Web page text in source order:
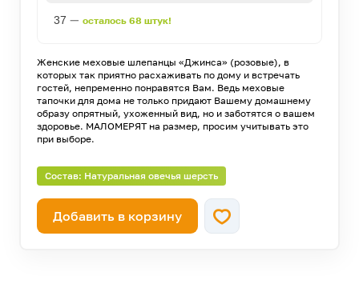
37 — осталось 68 штук!
Женские меховые шлепанцы «Джинса» (розовые), в
которых так приятно расхаживать по дому и встречать
гостей, непременно понравятся Вам. Ведь меховые
тапочки для дома не только придают Вашему домашнему
образу опрятный, ухоженный вид, но и заботятся о вашем
здоровье. МАЛОМЕРЯТ на размер, просим учитывать это
при выборе.
Состав: Натуральная овечья шерсть
Добавить в корзину